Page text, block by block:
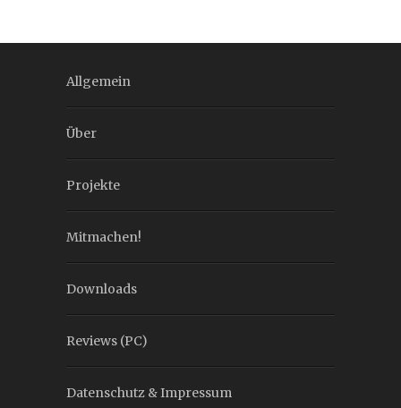
Allgemein
Über
Projekte
Mitmachen!
Downloads
Reviews (PC)
Datenschutz & Impressum